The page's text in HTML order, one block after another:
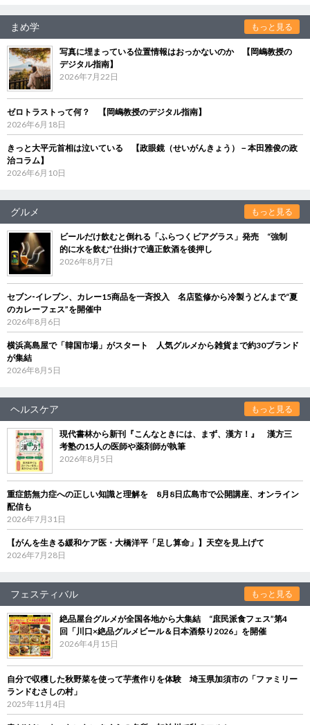
まめ学 もっと見る
写真に埋まっている位置情報はおっかないのか 【岡嶋教授の
デジタル指南】
2026年7月22日
ゼロトラストって何？ 【岡嶋教授のデジタル指南】
2026年6月18日
きっと大平元首相は泣いている 【政眼鏡（せいがんきょう）－本田雅俊の政
治コラム】
2026年6月10日
グルメ もっと見る
ビールだけ飲むと倒れる「ふらつくビアグラス」発売 “強制
的に水を飲む”仕掛けで適正飲酒を後押し
2026年8月7日
セブン‐イレブン、カレー15商品を一斉投入 名店監修から冷製うどんまで“夏
のカレーフェス”を開催中
2026年8月6日
横浜高島屋で「韓国市場」がスタート 人気グルメから雑貨まで約30ブランド
が集結
2026年8月5日
ヘルスケア もっと見る
現代書林から新刊『こんなときには、まず、漢方！』 漢方三
考塾の15人の医師や薬剤師が執筆
2026年8月5日
重症筋無力症への正しい知識と理解を 8月8日広島市で公開講座、オンライン
配信も
2026年7月31日
【がんを生きる緩和ケア医・大橋洋平「足し算命」】天空を見上げて
2026年7月28日
フェスティバル もっと見る
絶品屋台グルメが全国各地から大集結 “庶民派食フェス”第4
回「川口×絶品グルメビール＆日本酒祭り2026」を開催
2026年4月15日
自分で収穫した秋野菜を使って芋煮作りを体験 埼玉県加須市の「ファミリー
ランドむさしの村」
2025年11月4日